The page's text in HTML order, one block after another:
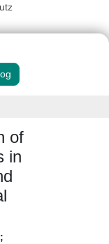
of
in
;